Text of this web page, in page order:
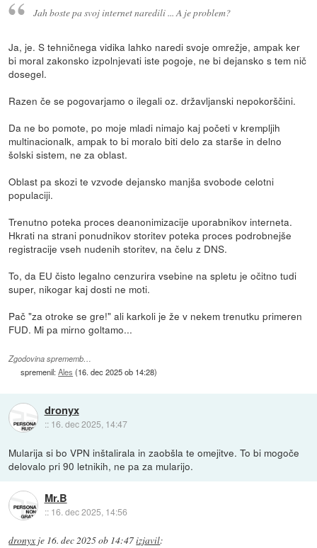
Jah boste pa svoj internet naredili ... A je problem?
Ja, je. S tehničnega vidika lahko naredi svoje omrežje, ampak ker
bi moral zakonsko izpolnjevati iste pogoje, ne bi dejansko s tem nič
dosegel.
Razen če se pogovarjamo o ilegali oz. državljanski nepokorščini.
Da ne bo pomote, po moje mladi nimajo kaj početi v krempljih
multinacionalk, ampak to bi moralo biti delo za starše in delno
šolski sistem, ne za oblast.
Oblast pa skozi te vzvode dejansko manjša svobode celotni
populaciji.
Trenutno poteka proces deanonimizacije uporabnikov interneta.
Hkrati na strani ponudnikov storitev poteka proces podrobnejše
registracije vseh nudenih storitev, na čelu z DNS.
To, da EU čisto legalno cenzurira vsebine na spletu je očitno tudi
super, nikogar kaj dosti ne moti.
Pač "za otroke se gre!" ali karkoli je že v nekem trenutku primeren
FUD. Mi pa mirno goltamo...
Zgodovina sprememb…
spremenil:Ales (16. dec 2025 ob 14:28)
dronyx
:: 16. dec 2025, 14:47
Mularija si bo VPN inštalirala in zaobšla te omejitve. To bi mogoče
delovalo pri 90 letnikih, ne pa za mularijo.
Mr.B
:: 16. dec 2025, 14:56
dronyx je 16. dec 2025 ob 14:47izjavil: